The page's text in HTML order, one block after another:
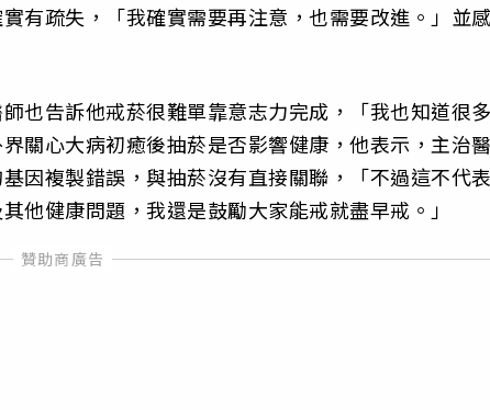
有疏失，「我確實需要再注意，也需要改進。」並
也告訴他戒菸很難單靠意志力完成，「我也知道很
關心大病初癒後抽菸是否影響健康，他表示，主治
因複製錯誤，與抽菸沒有直接關聯，「不過這不代
他健康問題，我還是鼓勵大家能戒就盡早戒。」